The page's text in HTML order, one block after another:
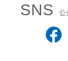
SNS 公